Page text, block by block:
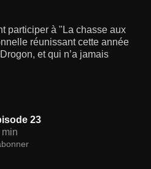
participer à "La chasse aux
réunissant cette année
et qui n’a jamais
23
min